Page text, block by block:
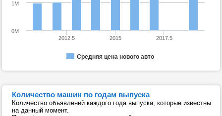
Средняя цена нового авто
2012.5 2015 2017.5
0M
1M
Количество машин по годам выпуска
Количество объявлений каждого года выпуска, которые известны
на данный момент.